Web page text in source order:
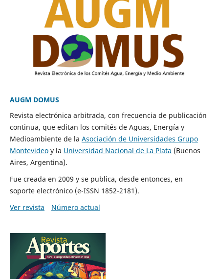
AUGM DOMUS
Revista electrónica arbitrada, con frecuencia de publicación
continua, que editan los comités de Aguas, Energía y
Medioambiente de la Asociación de Universidades Grupo
Montevideoy la Universidad Nacional de La Plata (Buenos
Aires, Argentina).
Fue creada en 2009 y se publica, desde entonces, en
soporte electrónico (e-ISSN 1852-2181).
Ver revista
Número actual